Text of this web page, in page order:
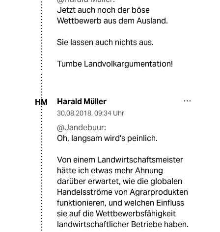
Jetzt auch noch der böse
Wettbewerb aus dem Ausland.
Sie lassen auch nichts aus.
Tumbe Landvolkargumentation!
HM Harald Müller
30.08.2018, 09:34 Uhr
@Jandebuur:
Oh, langsam wird's peinlich.
Von einem Landwirtschaftsmeister
hätte ich etwas mehr Ahnung
darüber erwartet, wie die globalen
Handelsströme von Agrarprodukten
funktionieren, und welchen Einfluss
sie auf die Wettbewerbsfähigkeit
landwirtschaftlicher Betriebe haben.